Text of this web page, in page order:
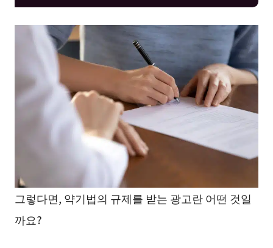
그렇다면, 약기법의 규제를 받는 광고란 어떤 것일
까요?